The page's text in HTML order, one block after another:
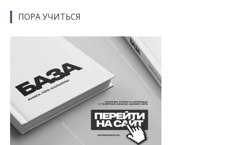
ПОРА УЧИТЬСЯ